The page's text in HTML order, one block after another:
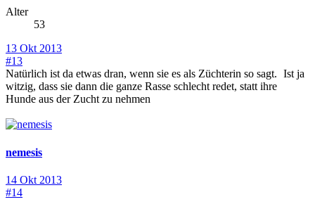
Alter
53
13 Okt 2013
#13
Natürlich ist da etwas dran, wenn sie es als Züchterin so sagt. Ist ja
witzig, dass sie dann die ganze Rasse schlecht redet, statt ihre
Hunde aus der Zucht zu nehmen
nemesis
14 Okt 2013
#14